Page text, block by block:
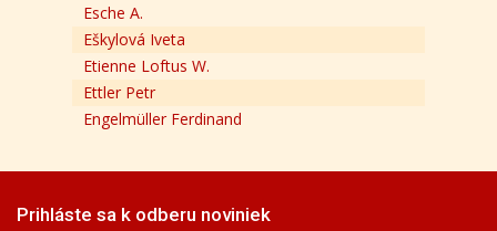
Esche A.
Eškylová Iveta
Etienne Loftus W.
Ettler Petr
Engelmüller Ferdinand
Prihláste sa k odberu noviniek